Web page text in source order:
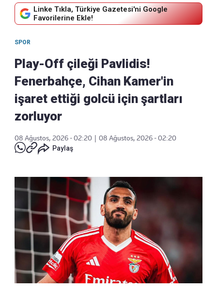
Linke Tıkla, Türkiye Gazetesi'ni Google
Favorilerine Ekle!
SPOR
Play-Off çileği Pavlidis!
Fenerbahçe, Cihan Kamer'in
işaret ettiği golcü için şartları
zorluyor
08 Ağustos, 2026 - 02:20
08 Ağustos, 2026 - 02:20
Paylaş